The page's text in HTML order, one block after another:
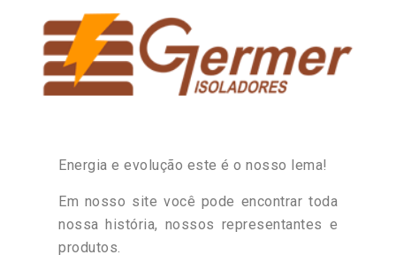
Energia e evolução este é o nosso lema!
Em nosso site você pode encontrar toda
nossa história, nossos representantes e
produtos.